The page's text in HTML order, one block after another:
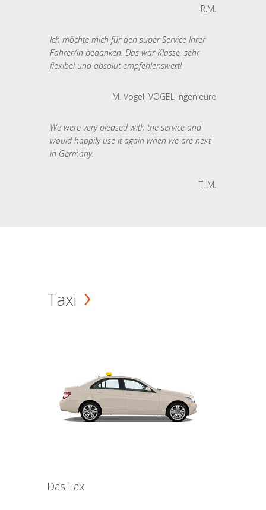
R.M.
Ich möchte mich für den super Service Ihrer
Fahrer/in bedanken. Das war Klasse, sehr
flexibel und absolut empfehlenswert!
M. Vogel, VOGEL Ingenieure
We were very pleased with the service and
would happily use it again when we are next
in Germany.
T. M.
Taxi
Das Taxi